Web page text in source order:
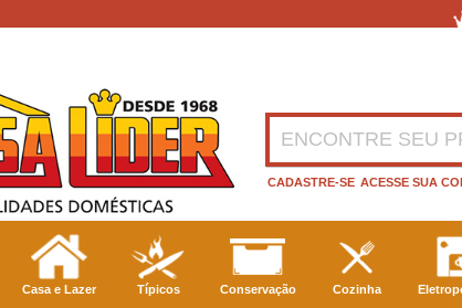
CADASTRE-SE ACESSE SUA
Casa e Lazer Típicos Conservação Cozinha